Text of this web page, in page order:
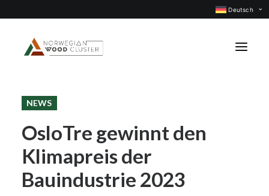
Deutsch
Was ist neu
Events
Projekte
Berufsgruppen
NEWS
OsloTre gewinnt den
Klimapreis der
Bauindustrie 2023